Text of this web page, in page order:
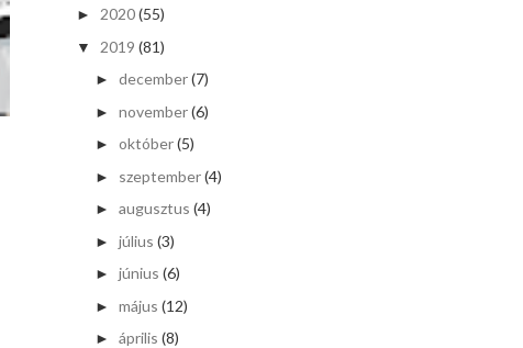
► 2020(55)
▼ 2019 (81)
► december(7)
► november(6)
► október(5)
► szeptember(4)
► augusztus (4)
► július (3)
► június (6)
► május (12)
► április (8)